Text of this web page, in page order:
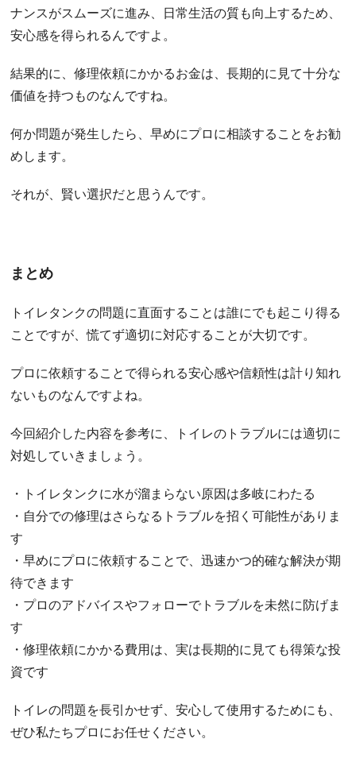
ナンスがスムーズに進み、日常生活の質も向上するため、
安心感を得られるんですよ。
結果的に、修理依頼にかかるお金は、長期的に見て十分な
価値を持つものなんですね。
何か問題が発生したら、早めにプロに相談することをお勧
めします。
それが、賢い選択だと思うんです。
まとめ
トイレタンクの問題に直面することは誰にでも起こり得る
ことですが、慌てず適切に対応することが大切です。
プロに依頼することで得られる安心感や信頼性は計り知れ
ないものなんですよね。
今回紹介した内容を参考に、トイレのトラブルには適切に
対処していきましょう。
・トイレタンクに水が溜まらない原因は多岐にわたる
・自分での修理はさらなるトラブルを招く可能性がありま
す
・早めにプロに依頼することで、迅速かつ的確な解決が期
待できます
・プロのアドバイスやフォローでトラブルを未然に防げま
す
・修理依頼にかかる費用は、実は長期的に見ても得策な投
資です
トイレの問題を長引かせず、安心して使用するためにも、
ぜひ私たちプロにお任せください。